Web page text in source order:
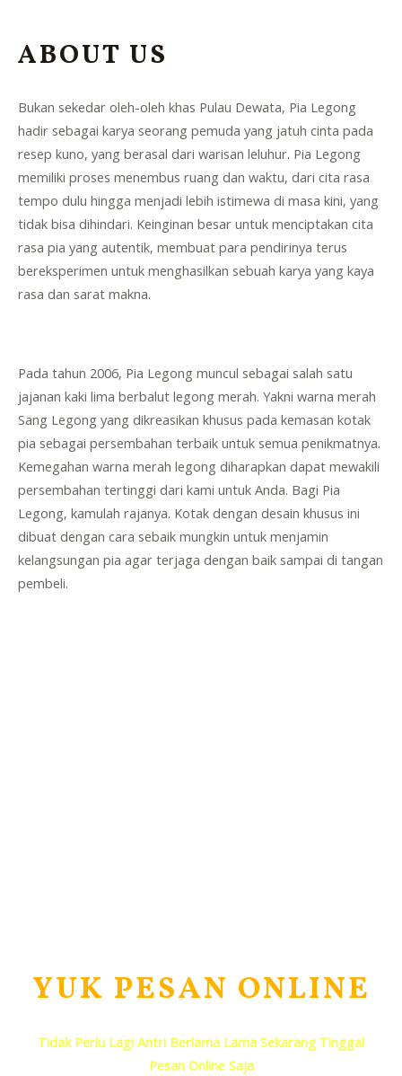
ABOUT US
Bukan sekedar oleh-oleh khas Pulau Dewata, Pia Legong
hadir sebagai karya seorang pemuda yang jatuh cinta pada
resep kuno, yang berasal dari warisan leluhur. Pia Legong
memiliki proses menembus ruang dan waktu, dari cita rasa
tempo dulu hingga menjadi lebih istimewa di masa kini, yang
tidak bisa dihindari. Keinginan besar untuk menciptakan cita
rasa pia yang autentik, membuat para pendirinya terus
bereksperimen untuk menghasilkan sebuah karya yang kaya
rasa dan sarat makna.
Pada tahun 2006, Pia Legong muncul sebagai salah satu
jajanan kaki lima berbalut legong merah. Yakni warna merah
Sang Legong yang dikreasikan khusus pada kemasan kotak
pia sebagai persembahan terbaik untuk semua penikmatnya.
Kemegahan warna merah legong diharapkan dapat mewakili
persembahan tertinggi dari kami untuk Anda. Bagi Pia
Legong, kamulah rajanya. Kotak dengan desain khusus ini
dibuat dengan cara sebaik mungkin untuk menjamin
kelangsungan pia agar terjaga dengan baik sampai di tangan
pembeli.
YUK PESAN ONLINE
Tidak Perlu Lagi Antri Berlama Lama Sekarang Tinggal
Pesan Online Saja